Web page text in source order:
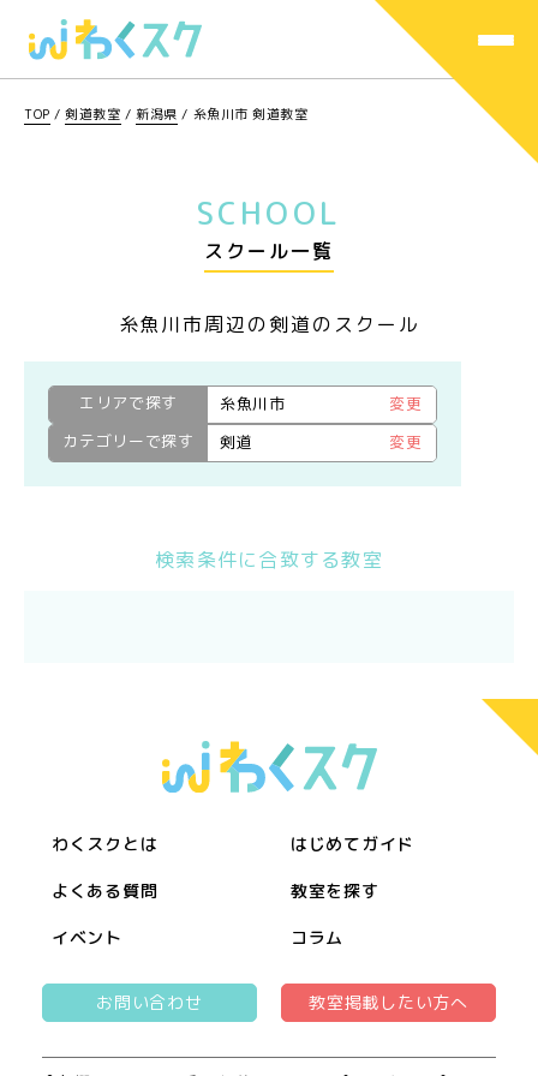
TOP /剣道教室 /新潟県 / 糸魚川市 剣道教室
SCHOOL
スクール一覧
糸魚川市周辺の剣道のスクール
エリアで探す 糸魚川市
変更
カテゴリーで探す
剣道 変更
検索条件に合致する教室
わくスクとは はじめてガイド
よくある質問 教室を探す
イベント コラム
お問い合わせ 教室掲載したい方へ